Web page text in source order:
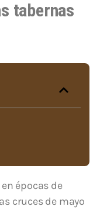
tabernas
épocas de
cruces de mayo